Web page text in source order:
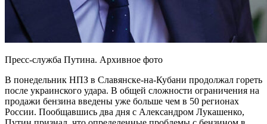
Пресс-служба Путина. Архивное фото
В понедельник НПЗ в Славянске-на-Кубани продолжал гореть
после украинского удара. В общей сложности ограничения на
продажи бензина введены уже больше чем в 50 регионах
России. Пообщавшись два дня с Александром Лукашенко,